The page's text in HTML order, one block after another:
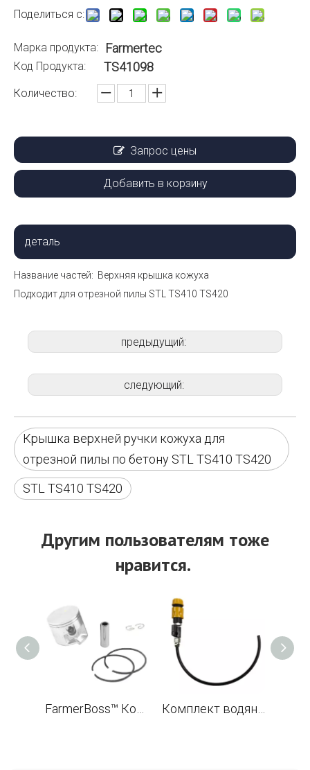
Поделиться с:
Марка продукта: Farmertec
Код Продукта: TS41098
Количество:
Запрос цены
Добавить в корзину
деталь
Название частей: Верхняя крышка кожуха
Подходит для отрезной пилы STL TS410 TS420
предыдущий:
следующий:
Крышка верхней ручки кожуха для
отрезной пилы по бетону STL TS410 TS420
STL TS410 TS420
Другим пользователям тоже
нравится.